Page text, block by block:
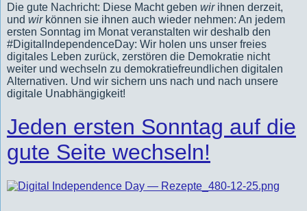
Die gute Nachricht: Diese Macht geben wirihnen derzeit,
und wirkönnen sie ihnen auch wieder nehmen: An jedem
ersten Sonntag im Monat veranstalten wir deshalb den
#DigitalIndependenceDay: Wir holen uns unser freies
digitales Leben zurück, zerstören die Demokratie nicht
weiter und wechseln zu demokratiefreundlichen digitalen
Alternativen. Und wir sichern uns nach und nach unsere
digitale Unabhängigkeit!
Jeden ersten Sonntag auf die
gute Seite wechseln!